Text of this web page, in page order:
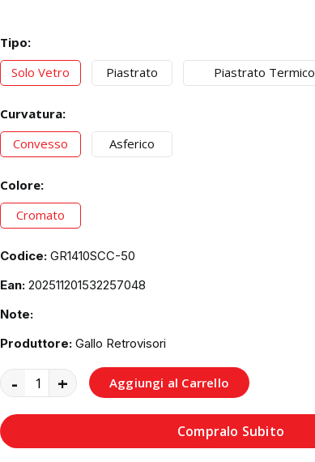
Tipo:
Solo Vetro
Piastrato Piastrato Termico
Curvatura:
Convesso
Asferico
Colore:
Cromato
Codice: GR1410SCC-50
Ean: 202511201532257048
Note:
Produttore: Gallo Retrovisori
- + Aggiungi al Carrello
Compralo Subito